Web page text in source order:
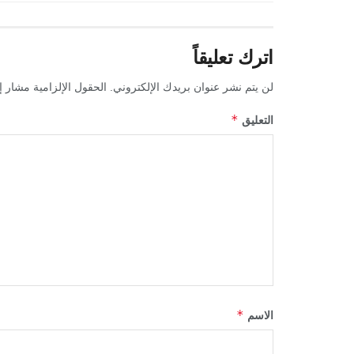
اترك تعليقاً
لن يتم نشر عنوان بريدك الإلكتروني. الحقول الإلزامية مشار
التعليق *
الاسم *